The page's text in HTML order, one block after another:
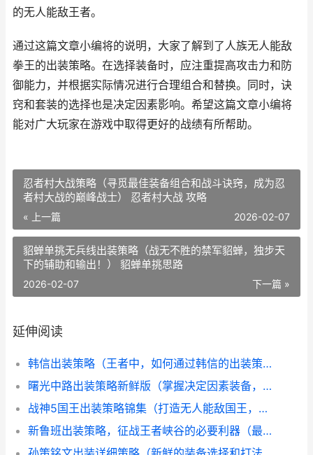
的无人能敌王者。
通过这篇文章小编将的说明，大家了解到了人族无人能敌
拳王的出装策略。在选择装备时，应注重提高攻击力和防
御能力，并根据实际情况进行合理组合和替换。同时，诀
窍和套装的选择也是决定因素影响。希望这篇文章小编将
能对广大玩家在游戏中取得更好的战绩有所帮助。
忍者村大战策略（寻觅最佳装备组合和战斗诀窍，成为忍
者村大战的巅峰战士） 忍者村大战 攻略
« 上一篇 2026-02-07
貂蝉单挑无兵线出装策略（战无不胜的禁军貂蝉，独步天
下的辅助和输出！） 貂蝉单挑思路
下一篇 »
2026-02-07
延伸阅读
韩信出装策略（王者中，如何通过韩信的出装策略获取胜利？） 韩信的出装最强2020
曙光中路出装策略新鲜版（掌握决定因素装备，成就王者） 曙光出什么装备
战神5国王出装策略锦集（打造无人能敌国王，征服大陆的终极指导！） 战神5boss
新鲁班出装策略，征战王者峡谷的必要利器（最佳平衡技能和装备的决定因素，揭晓新鲁班的霸道之路） 鲁班新手出装攻略